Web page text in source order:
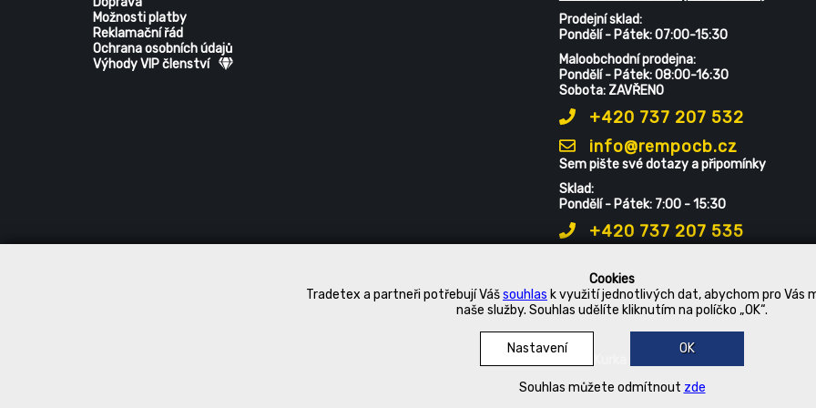
Cookies
Tradetex a partneři potřebují Vášsouhlas k využití jednotlivých dat, abychom pro Vás
naše služby. Souhlas udělíte kliknutím na políčko „OK“.
Nastavení OK
Souhlas můžete odmítnout zde
Možnosti platby
Reklamační řád
Ochrana osobních údajů
Výhody VIP členství
Prodejní sklad:
Pondělí - Pátek: 07:00-15:30
Maloobchodní prodejna:
Pondělí - Pátek: 08:00-16:30
Sobota: ZAVŘENO
+420 737 207 532
info@rempocb.cz
Sem pište své dotazy a připomínky
Sklad:
Pondělí - Pátek: 7:00 - 15:30
+420 737 207 535